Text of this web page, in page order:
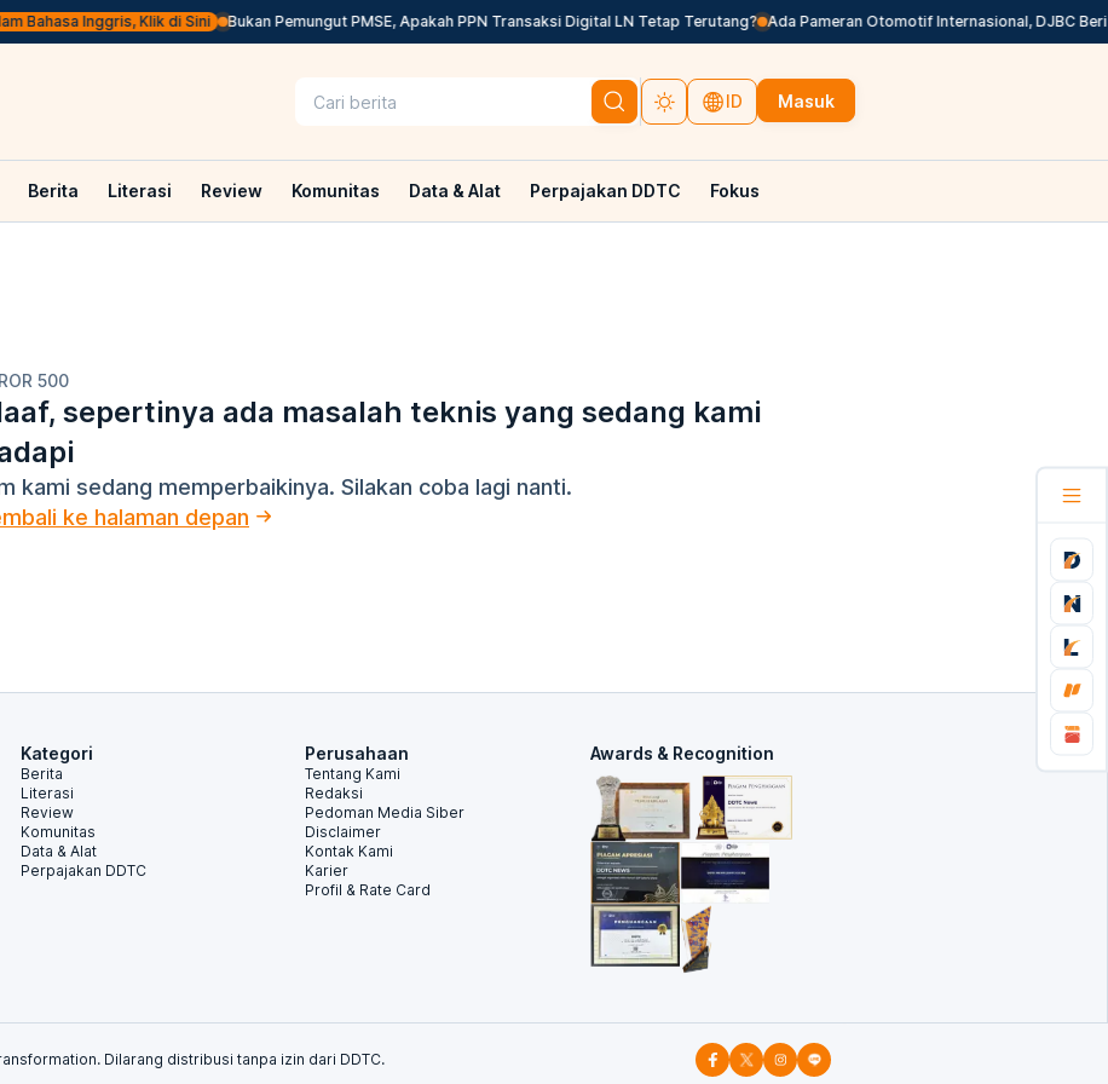
Bahasa Inggris, Klik di Sini Bukan Pemungut PMSE, Apakah PPN Transaksi Digital LN Tetap Terutang? Ada Pameran Otomotif Internasional, DJBC Beri
ID Masuk
Berita Literasi Review Komunitas Data & Alat Perpajakan DDTC Fokus
500
sepertinya ada masalah teknis yang sedang kami
kami sedang memperbaikinya. Silakan coba lagi nanti.
ke halaman depan
Kategori
Berita
Literasi
Review
Komunitas
Data & Alat
Perpajakan DDTC
Perusahaan
Tentang Kami
Redaksi
Pedoman Media Siber
Disclaimer
Kontak Kami
Karier
Profil & Rate Card
Awards & Recognition
Dilarang distribusi tanpa izin dari DDTC.